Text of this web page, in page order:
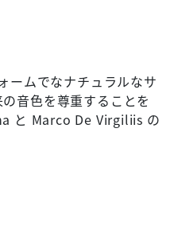
ムでなナチュラルなサ
音色を尊重することを
と Marco De Virgiliis の